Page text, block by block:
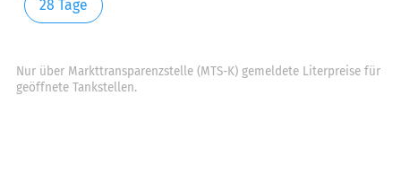
28 Tage
Nur über Markttransparenzstelle (MTS-K) gemeldete Literpreise für
geöffnete Tankstellen.